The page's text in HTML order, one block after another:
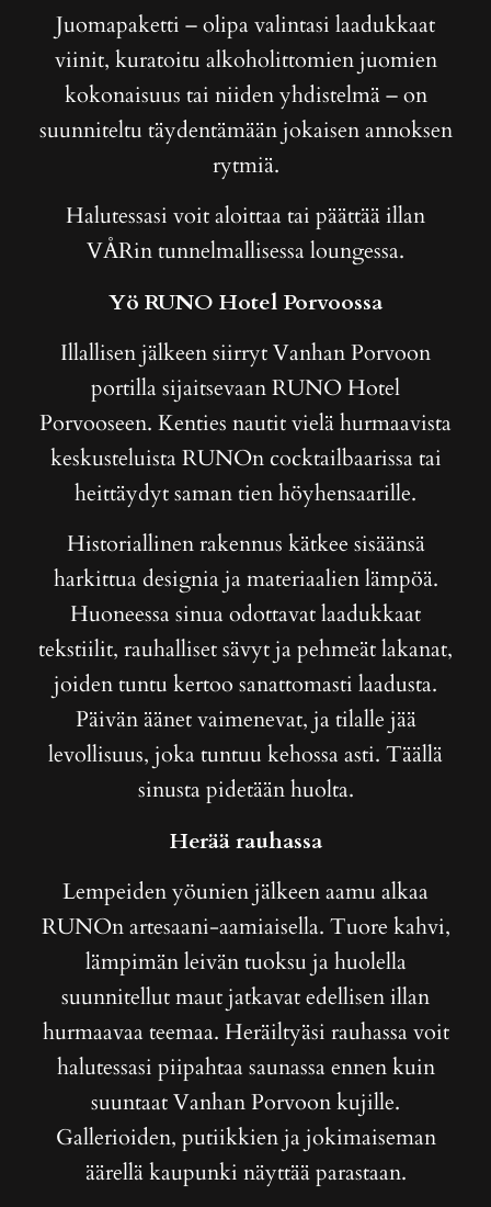
Juomapaketti – olipa valintasi laadukkaat
viinit, kuratoitu alkoholittomien juomien
kokonaisuus tai niiden yhdistelmä – on
suunniteltu täydentämään jokaisen annoksen
rytmiä.
Halutessasi voit aloittaa tai päättää illan
VÅRin tunnelmallisessa loungessa.
Yö RUNO Hotel Porvoossa
Illallisen jälkeen siirryt Vanhan Porvoon
portilla sijaitsevaan RUNO Hotel
Porvooseen. Kenties nautit vielä hurmaavista
keskusteluista RUNOn cocktailbaarissa tai
heittäydyt saman tien höyhensaarille.
Historiallinen rakennus kätkee sisäänsä
harkittua designia ja materiaalien lämpöä.
Huoneessa sinua odottavat laadukkaat
tekstiilit, rauhalliset sävyt ja pehmeät lakanat,
joiden tuntu kertoo sanattomasti laadusta.
Päivän äänet vaimenevat, ja tilalle jää
levollisuus, joka tuntuu kehossa asti. Täällä
sinusta pidetään huolta.
Herää rauhassa
Lempeiden yöunien jälkeen aamu alkaa
RUNOn artesaani-aamiaisella. Tuore kahvi,
lämpimän leivän tuoksu ja huolella
suunnitellut maut jatkavat edellisen illan
hurmaavaa teemaa. Heräiltyäsi rauhassa voit
halutessasi piipahtaa saunassa ennen kuin
suuntaat Vanhan Porvoon kujille.
Gallerioiden, putiikkien ja jokimaiseman
äärellä kaupunki näyttää parastaan.